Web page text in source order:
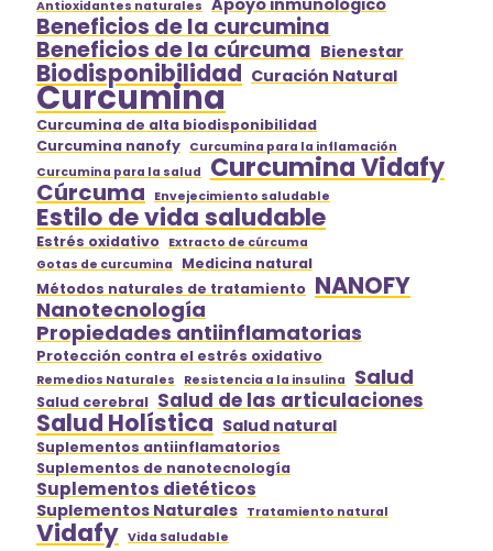
Antioxidantes naturales
Beneficios de la curcumina
Beneficios de la cúrcuma Bienestar
Biodisponibilidad Curación Natural
Curcumina
Curcumina de alta biodisponibilidad
Curcumina nanofy Curcumina para la inflamación
Curcumina para la salud
Curcumina Vidafy
Cúrcuma Envejecimiento saludable
Estilo de vida saludable
Estrés oxidativo Extracto de cúrcuma
Gotas de curcumina
Medicina natural
Métodos naturales de tratamiento NANOFY
Nanotecnología
Propiedades antiinflamatorias
Protección contra el estrés oxidativo
Remedios Naturales Resistencia a la insulina Salud
Salud cerebral Salud de las articulaciones
Salud Holística Salud natural
Suplementos antiinflamatorios
Suplementos de nanotecnología
Suplementos dietéticos
Suplementos Naturales Tratamiento natural
Vidafy Vida Saludable